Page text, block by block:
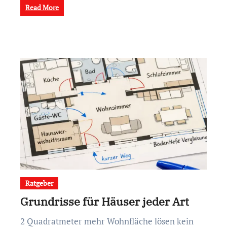
Read More
Ratgeber
Grundrisse für Häuser jeder Art
2 Quadratmeter mehr Wohnfläche lösen kein